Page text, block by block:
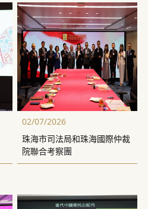
02/07/2026
珠海市司法局和珠海國際仲裁
院聯合考察團